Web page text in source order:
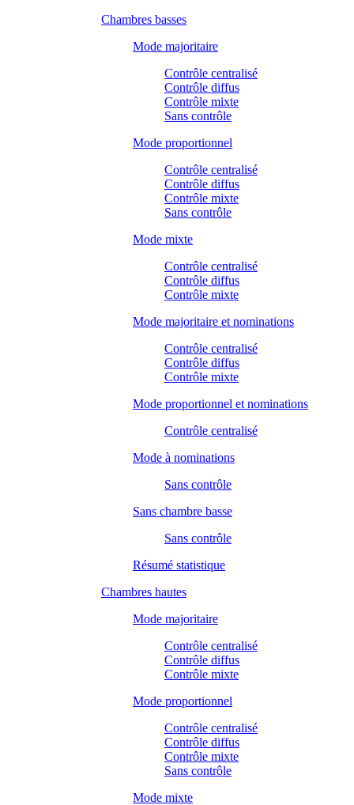
Chambres basses
Mode majoritaire
Contrôle centralisé
Contrôle diffus
Contrôle mixte
Sans contrôle
Mode proportionnel
Contrôle centralisé
Contrôle diffus
Contrôle mixte
Sans contrôle
Mode mixte
Contrôle centralisé
Contrôle diffus
Contrôle mixte
Mode majoritaire et nominations
Contrôle centralisé
Contrôle diffus
Contrôle mixte
Mode proportionnel et nominations
Contrôle centralisé
Mode à nominations
Sans contrôle
Sans chambre basse
Sans contrôle
Résumé statistique
Chambres hautes
Mode majoritaire
Contrôle centralisé
Contrôle diffus
Contrôle mixte
Mode proportionnel
Contrôle centralisé
Contrôle diffus
Contrôle mixte
Sans contrôle
Mode mixte